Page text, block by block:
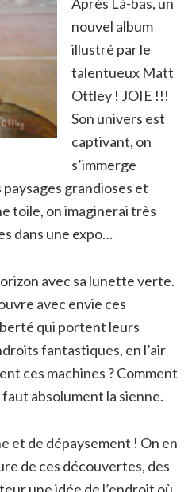
nouvel album
illustré par le
talentueux Matt
Ottley ! JOIE !!!
Son univers est
captivant, on
s’immerge
grandioses et
toile, on imaginerai très
dans une expo…
avec sa lunette verte.
avec envie ces
qui portent leurs
fantastiques, en l’air
ces machines ? Comment
absolument la sienne.
et de dépaysement ! On en
de ces découvertes, des